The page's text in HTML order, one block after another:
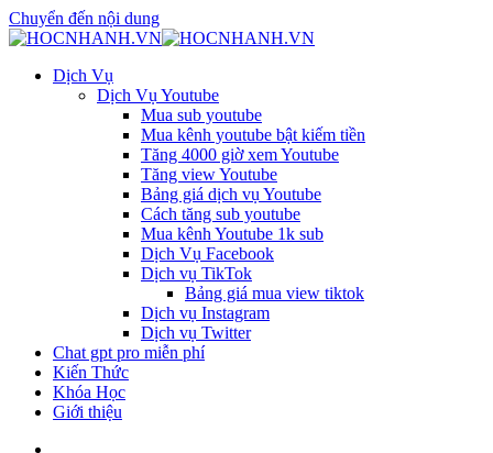
Chuyển đến nội dung
Dịch Vụ
Dịch Vụ Youtube
Mua sub youtube
Mua kênh youtube bật kiếm tiền
Tăng 4000 giờ xem Youtube
Tăng view Youtube
Bảng giá dịch vụ Youtube
Cách tăng sub youtube
Mua kênh Youtube 1k sub
Dịch Vụ Facebook
Dịch vụ TikTok
Bảng giá mua view tiktok
Dịch vụ Instagram
Dịch vụ Twitter
Chat gpt pro miễn phí
Kiến Thức
Khóa Học
Giới thiệu